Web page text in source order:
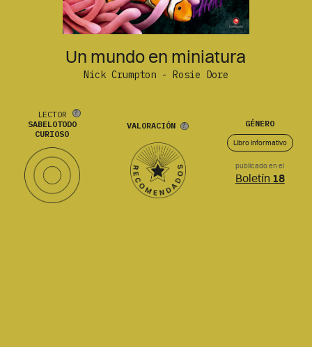
Un mundo en miniatura
Nick Crumpton - Rosie Dore
LECTOR
SABELOTODO
CURIOSO
VALORACIÓN GÉNERO
Libro informativo
publicado en el
Boletín 18